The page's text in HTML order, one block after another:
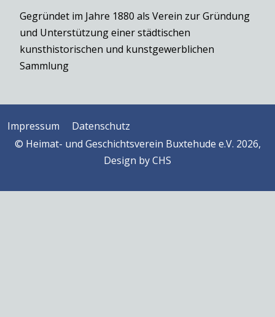
Gegründet im Jahre 1880 als Verein zur Gründung
und Unterstützung einer städtischen
kunsthistorischen und kunstgewerblichen
Sammlung
Impressum
Datenschutz
© Heimat- und Geschichtsverein Buxtehude e.V. 2026,
Design byCHS